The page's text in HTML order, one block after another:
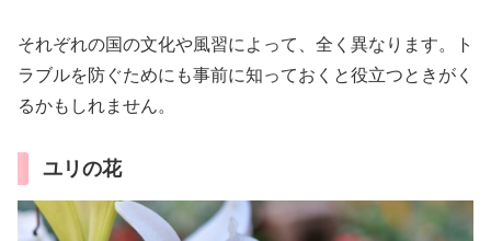
それぞれの国の文化や風習によって、全く異なります。ト
ラブルを防ぐためにも事前に知っておくと役立つときがく
るかもしれません。
ユリの花